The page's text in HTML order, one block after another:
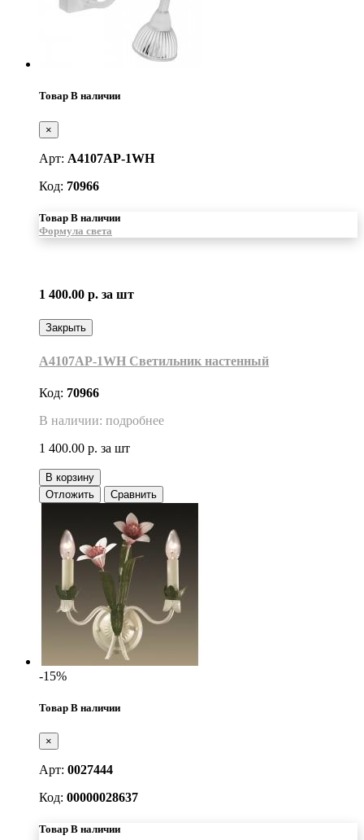
Товар В наличии
×
Арт: A4107AP-1WH
Код: 70966
Товар В наличии
Формула света
1 400.00 р. за шт
Закрыть
A4107AP-1WH Светильник настенный
Код: 70966
В наличии: подробнее
1 400.00 р. за шт
В корзину
Отложить
Сравнить
-15%
Товар В наличии
×
Арт: 0027444
Код: 00000028637
Товар В наличии